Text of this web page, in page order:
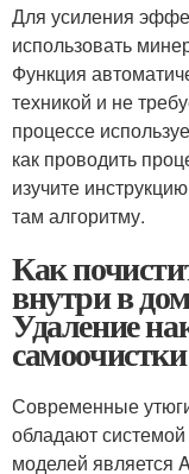
Для усиления
использовать
Функция
техникой и не
процессе
как проводить
изучите
там алгоритму.
Как
внутри в
Удаление
самоочистки
Современные
обладают системой
моделей является